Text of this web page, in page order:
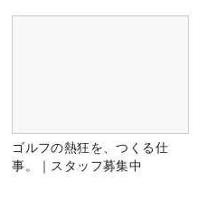
ゴルフの熱狂を、つくる仕
事。｜スタッフ募集中